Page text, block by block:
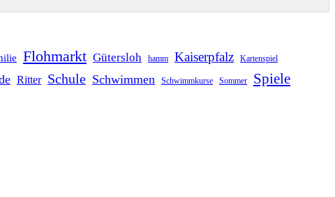
Flohmarkt Gütersloh hamm Kaiserpfalz Kartenspiel
Ritter Schule Schwimmen Schwimmkurse Sommer Spiele